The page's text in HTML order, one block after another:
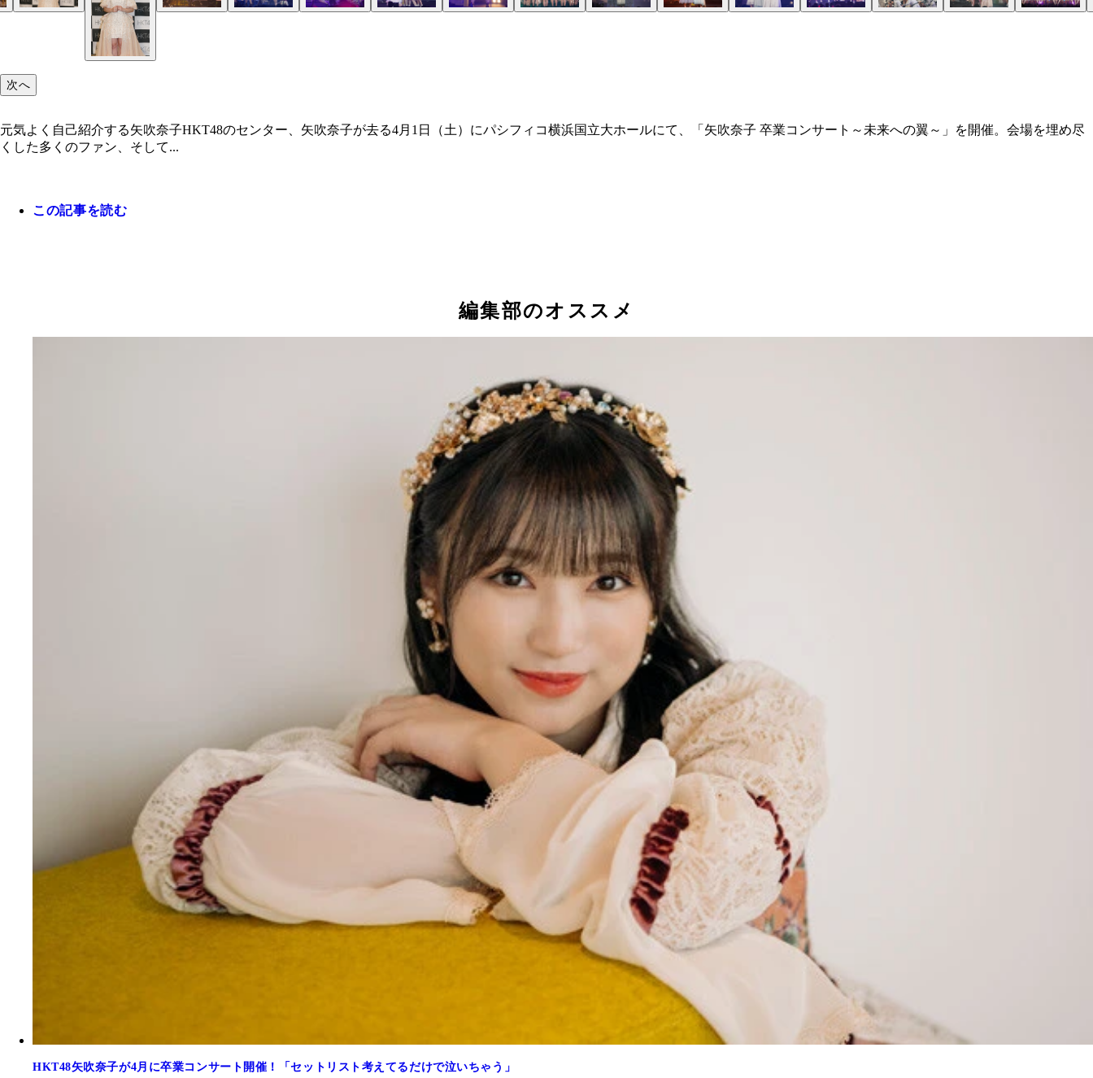
次へ
元気よく自己紹介する矢吹奈子HKT48のセンター、矢吹奈子が去る4月1日（土）にパシフィコ横浜国立大ホールにて、「矢吹奈子 卒業コンサート～未来への翼～」を開催。会場を埋め尽
くした多くのファン、そして...
この記事を読む
編集部のオススメ
HKT48矢吹奈子が4月に卒業コンサート開催！「セットリスト考えてるだけで泣いちゃう」